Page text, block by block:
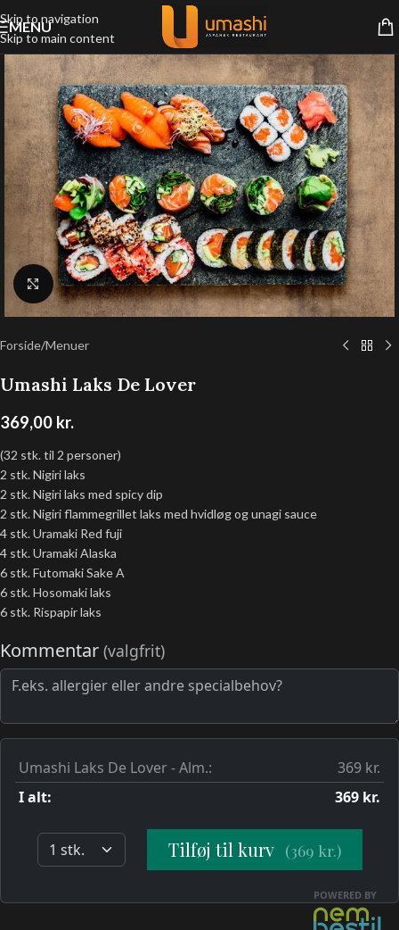
Skip to navigation
Skip to main content
MENU
Klik for at forstørre
Forside/Menuer
Umashi Laks De Lover
369,00 kr.
(32 stk. til 2 personer)
2 stk. Nigiri laks
2 stk. Nigiri laks med spicy dip
2 stk. Nigiri flammegrillet laks med hvidløg og unagi sauce
4 stk. Uramaki Red fuji
4 stk. Uramaki Alaska
6 stk. Futomaki Sake A
6 stk. Hosomaki laks
6 stk. Rispapir laks